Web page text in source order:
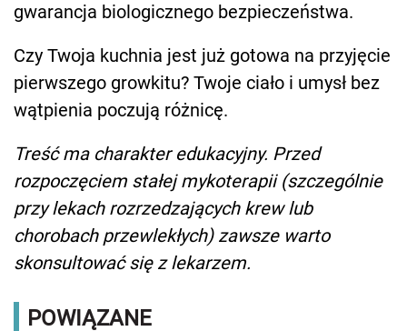
gwarancja biologicznego bezpieczeństwa.
Czy Twoja kuchnia jest już gotowa na przyjęcie
pierwszego growkitu? Twoje ciało i umysł bez
wątpienia poczują różnicę.
Treść ma charakter edukacyjny. Przed
rozpoczęciem stałej mykoterapii (szczególnie
przy lekach rozrzedzających krew lub
chorobach przewlekłych) zawsze warto
skonsultować się z lekarzem.
POWIĄZANE